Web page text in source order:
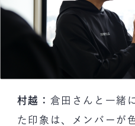
村越： 倉田さんと一緒
た印象は、メンバーが